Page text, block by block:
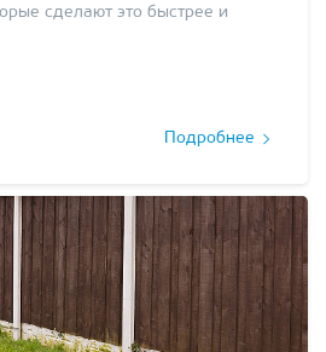
сделают это быстрее и
Подробнее